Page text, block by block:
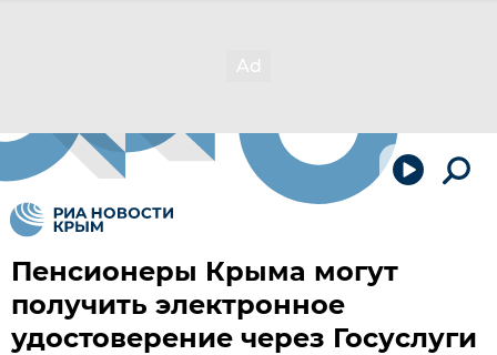
Пенсионеры Крыма могут
получить электронное
удостоверение через Госуслуги